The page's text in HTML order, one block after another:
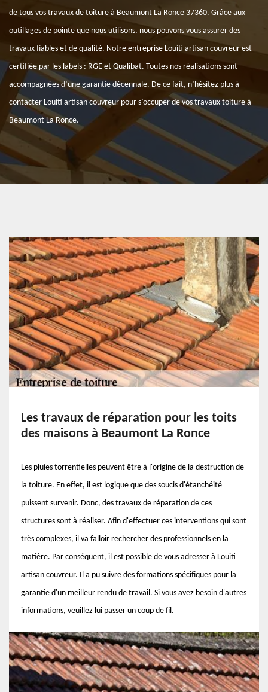
de tous vos travaux de toiture à Beaumont La Ronce 37360. Grâce aux
outillages de pointe que nous utilisons, nous pouvons vous assurer des
travaux fiables et de qualité. Notre entreprise Louiti artisan couvreur est
certifiée par les labels : RGE et Qualibat. Toutes nos réalisations sont
accompagnées d’une garantie décennale. De ce fait, n’hésitez plus à
contacter Louiti artisan couvreur pour s’occuper de vos travaux toiture à
Beaumont La Ronce.
Les travaux de réparation pour les toits
des maisons à Beaumont La Ronce
Les pluies torrentielles peuvent être à l'origine de la destruction de
la toiture. En effet, il est logique que des soucis d'étanchéité
puissent survenir. Donc, des travaux de réparation de ces
structures sont à réaliser. Afin d'effectuer ces interventions qui sont
très complexes, il va falloir rechercher des professionnels en la
matière. Par conséquent, il est possible de vous adresser à Louiti
artisan couvreur. Il a pu suivre des formations spécifiques pour la
garantie d'un meilleur rendu de travail. Si vous avez besoin d'autres
informations, veuillez lui passer un coup de fil.